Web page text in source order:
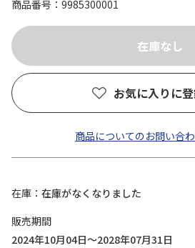
商品番号
9985300001
お気に入りに
商品についてのお問い合
在庫
在庫がなくなりました
販売期間
2024年10月04日～2028年07月31日